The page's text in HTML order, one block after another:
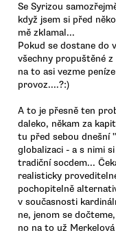
Se Syrizou
když jsem si před
mě zklamal...
Pokud se dostane do
všechny propuštěné
na to asi vezme
provoz....?:)
A to je přesně ten
daleko, někam za
tu před sebou dnešní
globalizaci - a s nimi
tradiční socdem...
realisticky
pochopitelně
v současnosti
ne, jenom se
no na to už